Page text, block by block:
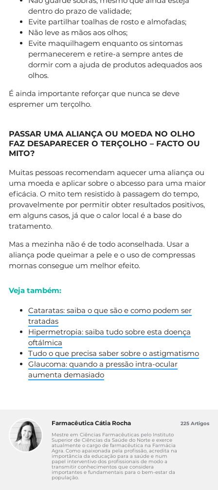
dentro do prazo de validade;
Evite partilhar toalhas de rosto e almofadas;
Não leve as mãos aos olhos;
Evite maquilhagem enquanto os sintomas
permanecerem e retire-a sempre antes de
dormir com a ajuda de produtos adequados aos
olhos.
É ainda importante reforçar que nunca se deve
espremer um terçolho.
PASSAR UMA ALIANÇA OU MOEDA NO OLHO
FAZ DESAPARECER O TERÇOLHO – FACTO OU
MITO?
Muitas pessoas recomendam aquecer uma aliança ou
uma moeda e aplicar sobre o abcesso para uma maior
eficácia. O mito tem resistido à passagem do tempo,
provavelmente por permitir obter resultados positivos,
em alguns casos, já que o calor local é a base do
tratamento.
Mas a mezinha não é de todo aconselhada. Usar a
aliança pode queimar a pele e o uso de compressas
mornas consegue um melhor efeito.
Veja também:
Cataratas: saiba o que são e como podem ser
tratadas
Hipermetropia: saiba tudo sobre esta doença
oftálmica
Tudo o que precisa saber sobre o astigmatismo
Glaucoma: quando a pressão intra-ocular
aumenta demasiado
Farmacêutica Cátia Rocha
Mestre em Ciências Farmacêuticas pelo Instituto
Superior de Ciências da Saúde do Norte e exerce
atualmente o cargo de farmacêutica na Farmácia
Agra. Como apaixonada pela profissão, acredita na
importância da educação para a saúde e num
papel interventivo dos profissionais de modo a
transmitir conhecimentos que considera
importantes e fundamentais para o bem-estar da
população.
225 Artigos